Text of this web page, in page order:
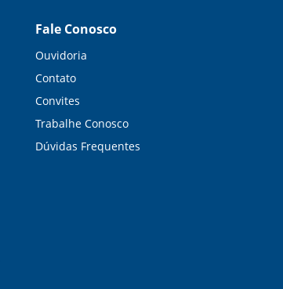
Fale Conosco
Ouvidoria
Contato
Convites
Trabalhe Conosco
Dúvidas Frequentes